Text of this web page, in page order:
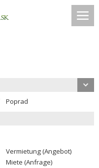
Poprad
Vermietung (Angebot)
Miete (Anfrage)